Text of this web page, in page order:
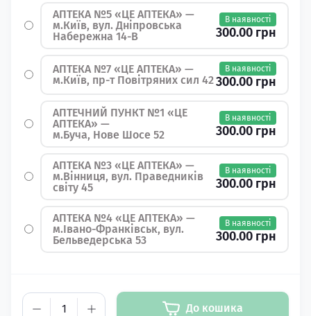
АПТЕКА №5 «ЦЕ АПТЕКА» —
м.Київ, вул. Дніпровська
Набережна 14-В
В наявності
300.00 грн
АПТЕКА №7 «ЦЕ АПТЕКА» —
м.Київ, пр-т Повітряних сил 42
В наявності
300.00 грн
АПТЕЧНИЙ ПУНКТ №1 «ЦЕ
АПТЕКА» —
м.Буча, Нове Шосе 52
В наявності
300.00 грн
АПТЕКА №3 «ЦЕ АПТЕКА» —
м.Вінниця, вул. Праведників
світу 45
В наявності
300.00 грн
АПТЕКА №4 «ЦЕ АПТЕКА» —
м.Івано-Франківськ, вул.
Бельведерська 53
В наявності
300.00 грн
До кошика